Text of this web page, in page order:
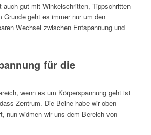
auch gut mit Winkelschritten, Tippschritten
Grunde geht es immer nur um den
Wechsel zwischen Entspannung und
für die
wenn es um Körperspannung geht ist
Zentrum. Die Beine habe wir oben
nun widmen wir uns dem Bereich von